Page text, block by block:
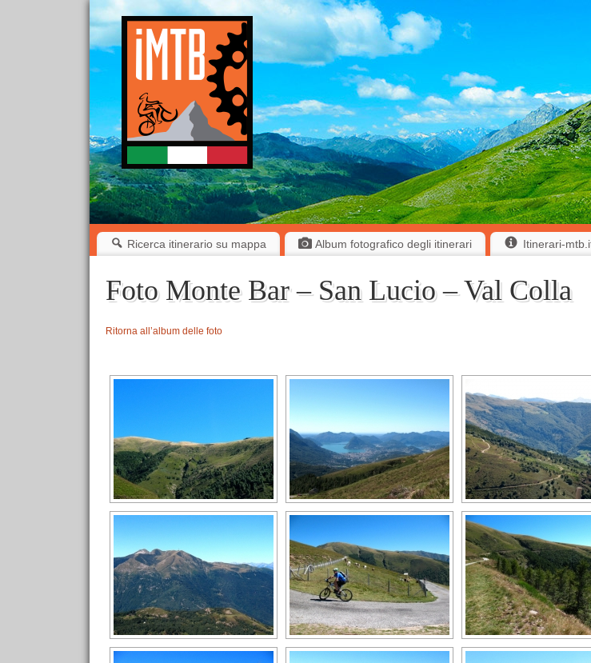
Ricerca itinerario su mappa Album fotografico degli itinerari Itinerari-
Foto Monte Bar – San Lucio – Val Colla
Ritorna all’album delle foto